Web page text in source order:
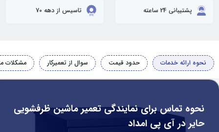
پشتیبانی 24 ساعته تاسیس از دهه 70
نحوه ارائه خدمات حدود قیمت سوال از تعمیرکار مشکلات
نحوه تماس برای نمایندگی تعمیر ماشین ظرفشویی
حایر در آی پی امداد